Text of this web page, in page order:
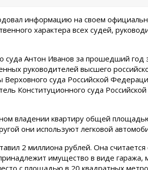
информацию на своем
характера всех судей,
суда Антон Иванов за прошедший год
руководителей высшего
суда Российской
Конституционного суда
владении квартиру общей
они используют легковой
2 миллиона рублей. Она
имущество в виде гаража,
с площадью в 20 квадратных